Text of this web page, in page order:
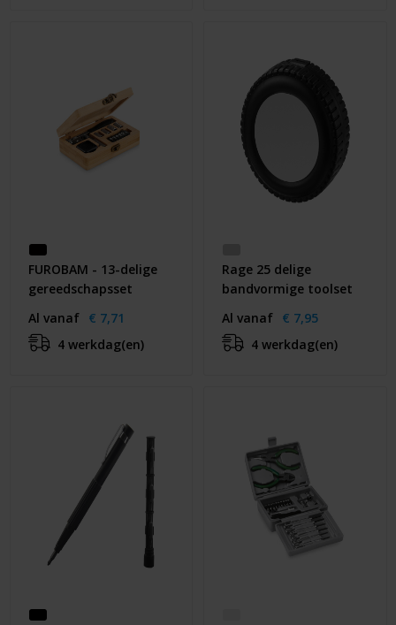
FUROBAM - 13-delige
gereedschapsset
Al vanaf € 7,71
4 werkdag(en)
Rage 25 delige
bandvormige toolset
Al vanaf € 7,95
4 werkdag(en)